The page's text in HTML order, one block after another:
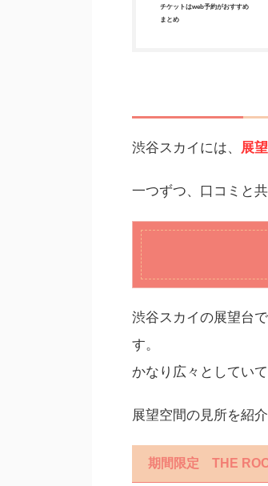
チケットはweb予約がおすすめ
まとめ
渋谷スカイには、 展
一つずつ、口コミと
渋谷スカイの展望台
す。
かなり広々としてい
展望空間の見所を紹介
期間限定 THE